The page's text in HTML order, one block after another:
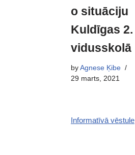
o situāciju
Kuldīgas 2.
vidusskolā
by Agnese Ķibe
29 marts, 2021
Informatīvā vēstule